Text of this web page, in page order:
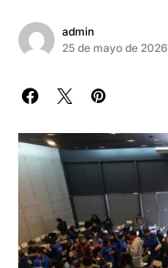
admin
25 de mayo de 2026